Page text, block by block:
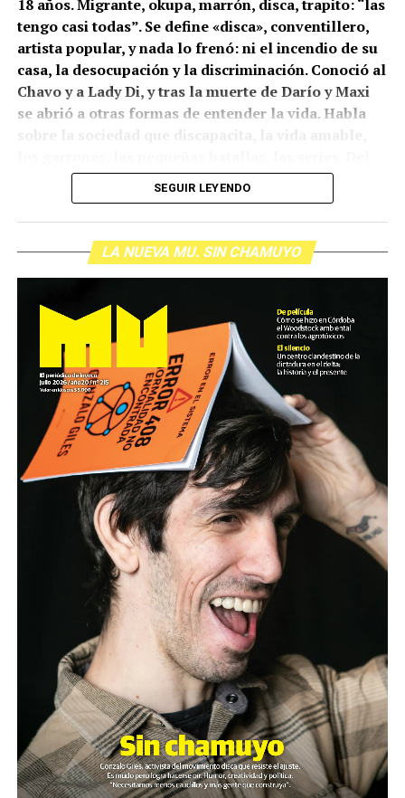
18 años. Migrante, okupa, marrón, disca, trapito: “las
tengo casi todas”. Se define «disca», conventillero,
artista popular, y nada lo frenó: ni el incendio de su
casa, la desocupación y la discriminación. Conoció al
Chavo y a Lady Di, y tras la muerte de Darío y Maxi
se abrió a otras formas de entender la vida. Habla
capitalismo depresivo al humor y cómo hacer que te
vaya mejor en la vida. Y si le preguntan cómo anda
dirá, aunque con doble sentido, dos palabras: mejor,
imposible. Por Sergio Ciancaglini.Fotos Lina
(más…)
SEGUIR LEYENDO
LA NUEVA MU. SIN CHAMUYO